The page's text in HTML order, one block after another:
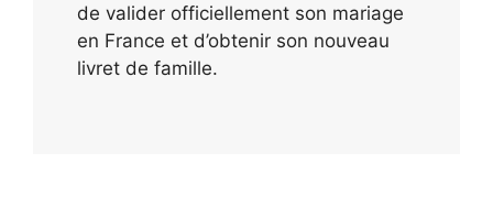
de valider officiellement son mariage
en France et d’obtenir son nouveau
livret de famille.